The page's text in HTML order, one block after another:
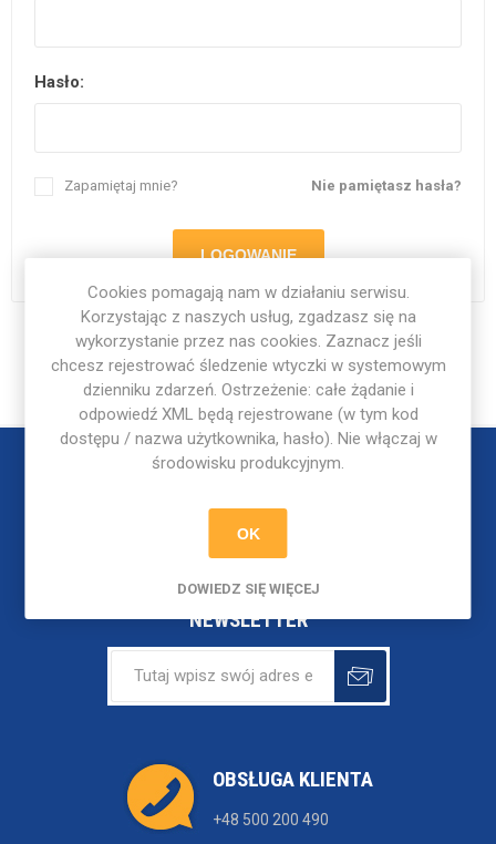
Hasło:
Nie pamiętasz hasła?
Zapamiętaj mnie?
LOGOWANIE
NEWSLETTER
OBSŁUGA KLIENTA
+48 500 200 490
Cookies pomagają nam w działaniu serwisu.
Korzystając z naszych usług, zgadzasz się na
wykorzystanie przez nas cookies. Zaznacz jeśli
chcesz rejestrować śledzenie wtyczki w systemowym
dzienniku zdarzeń. Ostrzeżenie: całe żądanie i
odpowiedź XML będą rejestrowane (w tym kod
dostępu / nazwa użytkownika, hasło). Nie włączaj w
środowisku produkcyjnym.
OK
DOWIEDZ SIĘ WIĘCEJ